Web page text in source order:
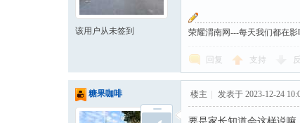
该用户从未签到 荣耀渭南网---每天我们都在影
回复 支持
糖果咖啡 楼主 发表于 2023-12-24